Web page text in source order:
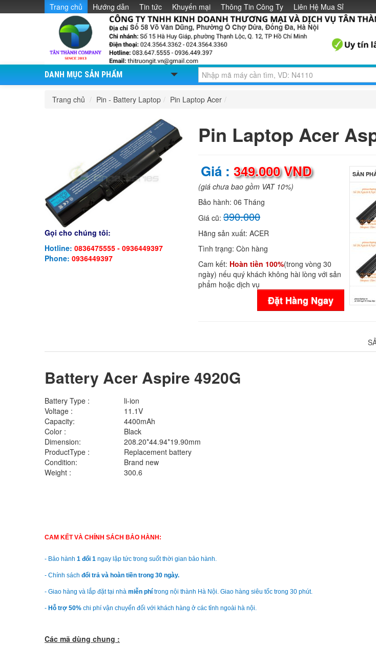
Trang chủ Hướng dẫn Tin tức Khuyến mại Thông Tin Công Ty Liên Hệ Mua Sỉ
DANH MỤC SẢN PHẨM
Trang chủ / Pin - Battery Laptop / Pin Laptop Acer /
Gọi cho chúng tôi:
Hotline: 0836475555 - 0936449397
Phone: 0936449397
Pin Laptop Acer
Giá : 349.000 VND
(giá chưa bao gồm VAT 10%)
Bảo hành: 06 Tháng
Giá cũ: 390.000
Hãng sản xuất: ACER
Tình trạng: Còn hàng
Cam kết: Hoàn tiền 100%(trong vòng 30
ngày) nếu quý khách không hài lòng với sản
phẩm hoặc dịch vụ
Đặt Hàng Ngay
SẢN
Battery Acer Aspire 4920G
Battery Type :
li-ion
Voltage :
11.1V
Capacity:
4400mAh
Color :
Black
Dimension:
208.20*44.94*19.90mm
ProductType :
Replacement battery
Condition:
Brand new
Weight :
300.6
CAM KẾT VÀ CHÍNH SÁCH BẢO HÀNH:
- Bảo hành 1 đổi 1 ngay lập tức trong suốt thời gian bảo hành.
- Chính sách đổi trả và hoàn tiền trong 30 ngày.
- Giao hàng và lắp đặt tại nhà miễn phí trong nội thành Hà Nội. Giao hàng siêu tốc trong 30 phút.
- Hỗ trợ 50% chi phí vận chuyển đối với khách hàng ở các tỉnh ngoài hà nội.
Các mã dùng chung :